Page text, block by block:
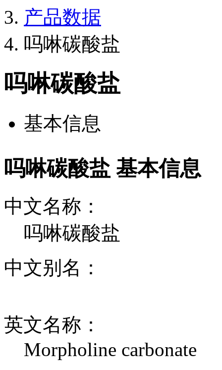
产品数据
吗啉碳酸盐
吗啉碳酸盐
基本信息
吗啉碳酸盐 基本信息
中文名称：
吗啉碳酸盐
中文别名：
英文名称：
Morpholine carbonate